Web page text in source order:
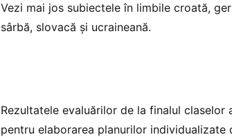
Vezi mai jos subiectele în limbile croată,
sârbă, slovacă și ucraineană.
Rezultatele evaluărilor de la finalul claselor
pentru elaborarea planurilor